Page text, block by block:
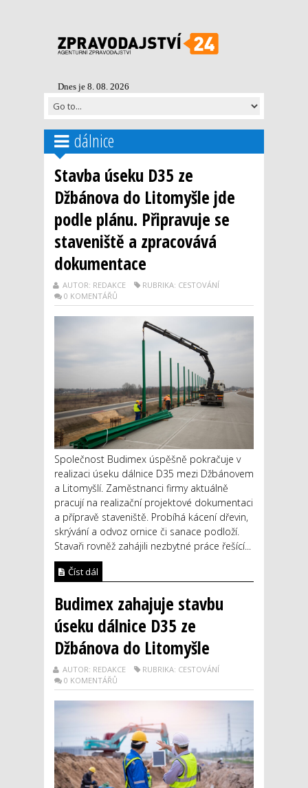
Dnes je 8. 08. 2026
dálnice
Stavba úseku D35 ze
Džbánova do Litomyšle jde
podle plánu. Připravuje se
staveniště a zpracovává
dokumentace
AUTOR: REDAKCE
RUBRIKA: CESTOVÁNÍ
0 KOMENTÁŘŮ
Společnost Budimex úspěšně pokračuje v
realizaci úseku dálnice D35 mezi Džbánovem
a Litomyšlí. Zaměstnanci firmy aktuálně
pracují na realizační projektové dokumentaci
a přípravě staveniště. Probíhá kácení dřevin,
skrývání a odvoz ornice či sanace podloží.
Stavaři rovněž zahájili nezbytné práce řešící...
Číst dál
Budimex zahajuje stavbu
úseku dálnice D35 ze
Džbánova do Litomyšle
AUTOR: REDAKCE
RUBRIKA: CESTOVÁNÍ
0 KOMENTÁŘŮ